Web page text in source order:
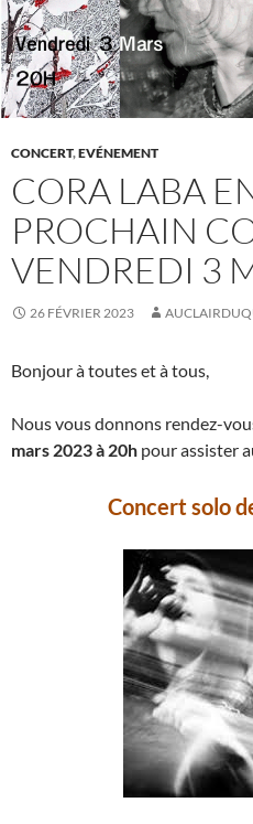
CONCERT,EVÉNEMENT
CORA LABA
PROCHAIN
VENDREDI 3
26 FÉVRIER 2023
Bonjour à toutes et à tous,
Nous vous donnons rendez-
mars 2023 à 20h pour assister
Concert solo